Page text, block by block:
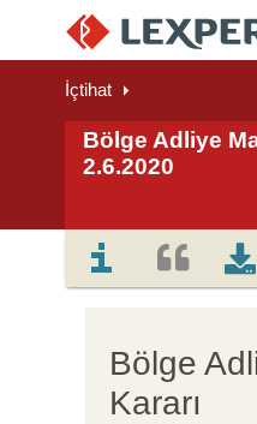
İçtihat
Bölge Adliye
2.6.2020
Bölge
Kararı